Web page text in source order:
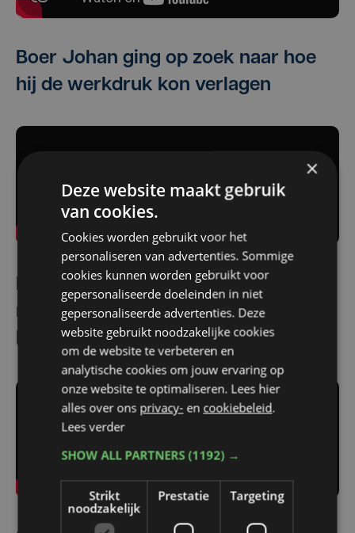
Boer Johan ging op zoek naar hoe
hij de werkdruk kon verlagen
HR-manager Cindy zocht manier om
makkelijk te communiceren met
haar huishoudhulp
×
Deze website maakt gebruik
van cookies.
Cookies worden gebruikt voor het
personaliseren van advertenties. Sommige
cookies kunnen worden gebruikt voor
gepersonaliseerde doeleinden in niet
gepersonaliseerde advertenties. Deze
website gebruikt noodzakelijke cookies
om de website te verbeteren en
analytische cookies om jouw ervaring op
onze website te optimaliseren. Lees hier
alles over ons privacy- en cookiebeleid.
Lees verder
SHOW ALL PARTNERS(1192) →
Strikt
noodzakelijk
Prestatie Targeting